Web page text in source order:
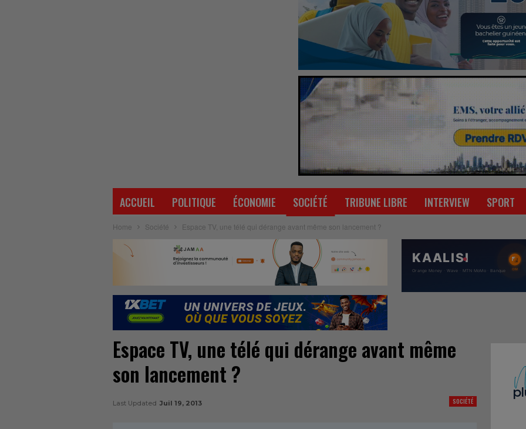
ACCUEIL POLITIQUE ÉCONOMIE SOCIÉTÉ TRIBUNE LIBRE INTERVIEW SPORT
Home Société Espace TV, une télé qui dérange avant même son lancement ?
Espace TV, une télé qui dérange avant même
son lancement ?
SOCIÉTÉ
Last Updated Juil 19, 2013